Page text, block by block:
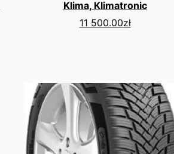
Klima, Klimatronic
11 500.00zł